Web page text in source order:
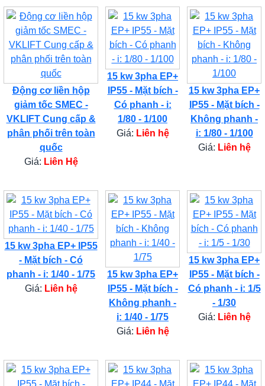
Động cơ liền hộp
giảm tốc SMEC -
VKLIFT Cung cấp &
phân phối trên toàn
quốc
Giá: Liên Hệ
15 kw 3pha EP+
IP55 - Mặt bích -
Có phanh - i:
1/80 - 1/100
Giá: Liên hệ
15 kw 3pha EP+
IP55 - Mặt bích -
Không phanh -
i: 1/80 - 1/100
Giá: Liên hệ
15 kw 3pha EP+ IP55
- Mặt bích - Có
phanh - i: 1/40 - 1/75
Giá: Liên hệ
15 kw 3pha EP+
IP55 - Mặt bích -
Không phanh -
i: 1/40 - 1/75
Giá: Liên hệ
15 kw 3pha EP+
IP55 - Mặt bích -
Có phanh - i: 1/5
- 1/30
Giá: Liên hệ